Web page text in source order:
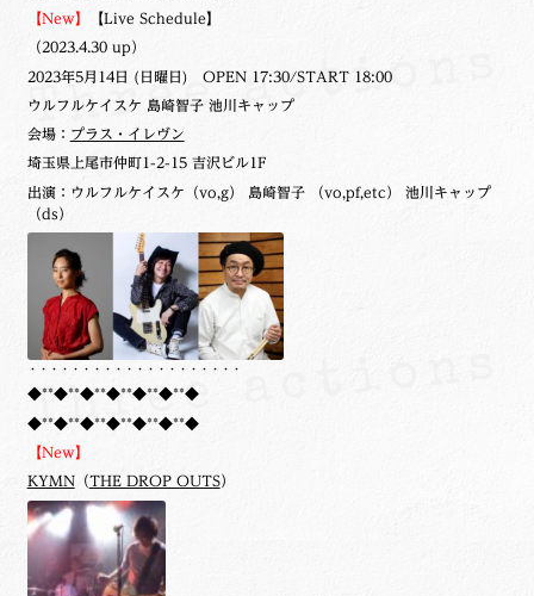
【New】 【Live Schedule】
（2023.4.30 up）
2023年5月14日 (日曜日) OPEN 17:30/START 18:00
ウルフルケイスケ 島崎智子 池川キャップ
会場： プラス・イレヴン
埼玉県上尾市仲町1-2-15 吉沢ビル1F
出演：ウルフルケイスケ（vo,g） 島崎智子 （vo,pf,etc） 池川キャップ
（ds）
・・・・・・・・・・・・・・・・・・・・
◆**◆**◆**◆**◆**◆**◆
◆**◆**◆**◆**◆**◆**◆
【New】
KYMN（THE DROP OUTS）